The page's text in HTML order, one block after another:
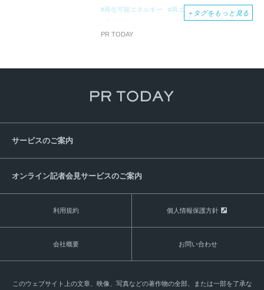
再生可能エネルギー
再エネ
コーポレートPPA
実績紹介
出展 マッチング
＋ タグをもっと見る
PR TODAY
サービスのご案内
オンライン記者会見サービスのご案内
利用規約 個人情報保護方針
会社概要 お問い合わせ
このウェブサイト上の文章、映像、写真などの著作物の全部、または一部を了承な